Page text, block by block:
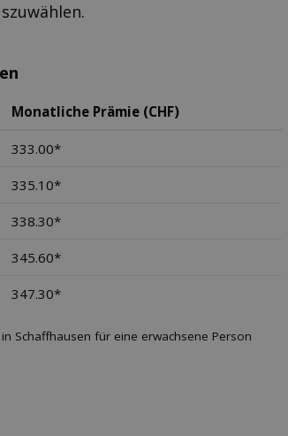
Monatliche Prämie (CHF)
333.00*
335.10*
338.30*
345.60*
347.30*
Schaffhausen für eine erwachsene Person